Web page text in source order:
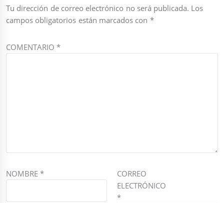
Tu dirección de correo electrónico no será publicada. Los
campos obligatorios están marcados con *
COMENTARIO*
NOMBRE*
CORREO
ELECTRÓNICO
*